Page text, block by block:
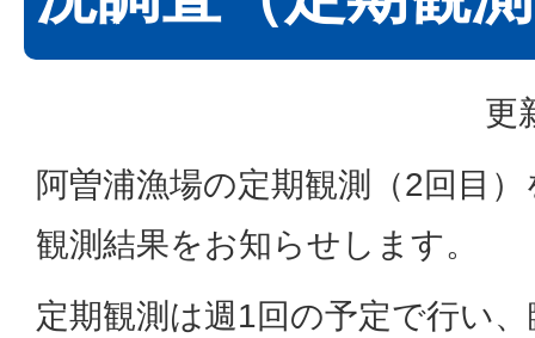
更
阿曽浦漁場の定期観測（2回目
観測結果をお知らせします。
定期観測は週1回の予定で行い